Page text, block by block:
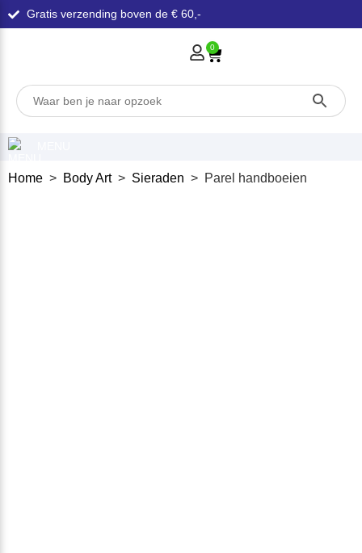
Gratis verzending boven de € 60,-
0
Home > Body Art> Sieraden > Parel handboeien